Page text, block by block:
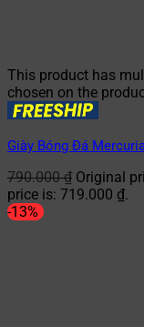
This product has
chosen on the
Giày Bóng Đá
790.000₫ Original
price is: 719.000 ₫.
-13%